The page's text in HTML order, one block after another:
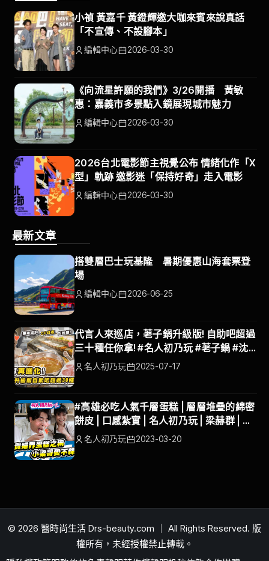
小禎 黃嘉千 黃鐙輝邀大咖來賓來說真話
「不宣傳、不設腳本」
編輯中心 2026-03-30
《向流星許願的我們》3/26開播 黃敏
惠：嘉義市多景點入鏡展現城市魅力
編輯中心 2026-03-30
2026台北電影節主視覺公布 情緒化作「X
型」軌跡 邀影迷「保持好奇」走入電影
編輯中心 2026-03-30
最新文章
搭雙層巴士玩基隆 暑期優惠山海套票登
場
編輯中心 2026-06-25
代言人來巡店，荖子鍋升級版! 自助吧超過
三十種任你拿! #名人初乃玩 #荖子鍋 #沈
玉琳 #林襄
名人初乃玩 2025-07-17
#高雄必吃人氣千層蛋糕 | 層層堆疊的綿密
餅皮 | 口感紮實 | 名人初乃玩 | 梁赫群 | 蘿
拉 名人初乃玩 2023-03-20
© 2026 醫時尚生活 Drs-beauty.com ｜ All Rights Reserved. 版
權所有，未經授權禁止轉載。